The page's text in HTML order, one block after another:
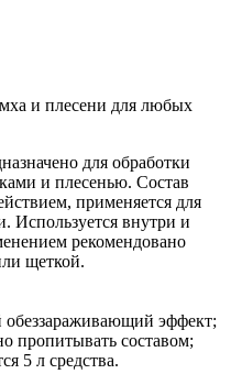
и плесени для любых
для обработки
и плесенью. Состав
применяется для
Используется внутри и
рекомендовано
щеткой.
обеззараживающий эффект;
пропитывать составом;
5 л средства.